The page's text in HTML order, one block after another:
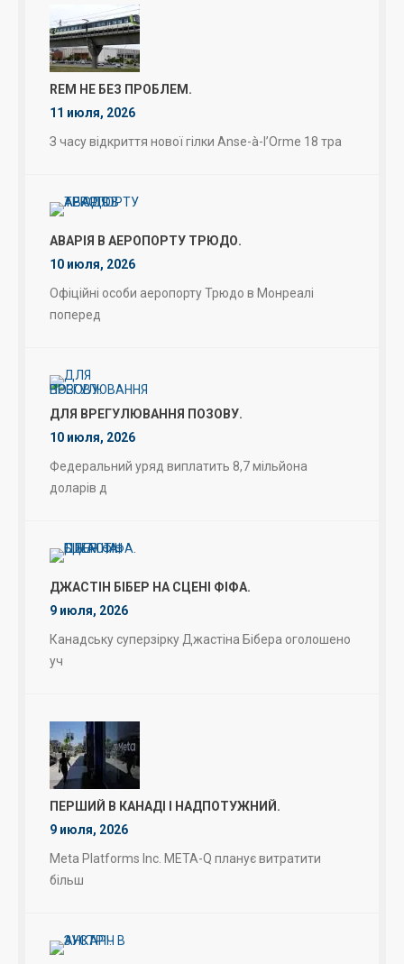
REM НЕ БЕЗ ПРОБЛЕМ.
11 июля, 2026
З часу відкриття нової гілки Anse-à-l’Orme 18 тра
АВАРІЯ В АЕРОПОРТУ ТРЮДО.
10 июля, 2026
Офіційні особи аеропорту Трюдо в Монреалі
поперед
ДЛЯ ВРЕГУЛЮВАННЯ ПОЗОВУ.
10 июля, 2026
Федеральний уряд виплатить 8,7 мільйона
доларів д
ДЖАСТІН БІБЕР НА СЦЕНІ ФІФА.
9 июля, 2026
Канадську суперзірку Джастіна Бібера оголошено
уч
ПЕРШИЙ В КАНАДІ І НАДПОТУЖНИЙ.
9 июля, 2026
Meta Platforms Inc. META-Q планує витратити
більш